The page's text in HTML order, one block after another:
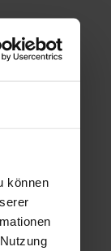
können